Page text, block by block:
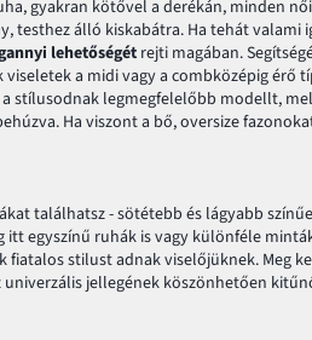
gyakran kötővel a derékán, minden
testhez álló kiskabátra. Ha tehát
lehetőségétrejti magában.
a midi vagy a combközépig érő
stílusodnak legmegfelelőbb modellt,
Ha viszont a bő, oversize
találhatsz - sötétebb és lágyabb
itt egyszínű ruhák is vagy különféle
fiatalos stilust adnak viselőjüknek.
univerzális jellegének köszönhetően